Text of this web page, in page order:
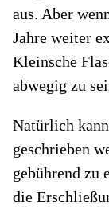
aus. Aber
Jahre weiter
Kleinsche
abwegig zu
Natürlich
geschrieben
gebührend zu
die